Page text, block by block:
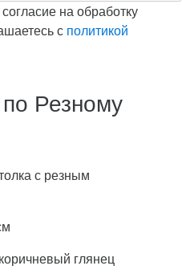
на обработку
с политикой
Резному
с резным
глянец